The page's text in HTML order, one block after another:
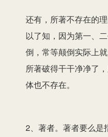
还有，所著不存在的
以了知，因为第一、
倒，常等颠倒实际上
所著破得干干净净了
体也不存在。
2、著者。著者要么是